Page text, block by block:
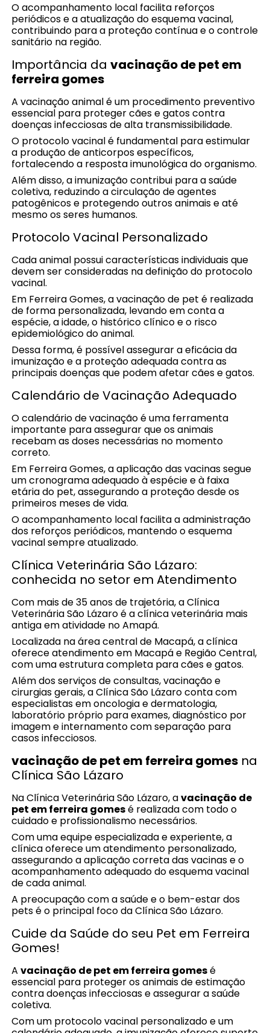
O acompanhamento local facilita reforços
periódicos e a atualização do esquema vacinal,
contribuindo para a proteção contínua e o controle
sanitário na região.
Importância davacinação de pet em
ferreira gomes
A vacinação animal é um procedimento preventivo
essencial para proteger cães e gatos contra
doenças infecciosas de alta transmissibilidade.
O protocolo vacinal é fundamental para estimular
a produção de anticorpos específicos,
fortalecendo a resposta imunológica do organismo.
Além disso, a imunização contribui para a saúde
coletiva, reduzindo a circulação de agentes
patogênicos e protegendo outros animais e até
mesmo os seres humanos.
Protocolo Vacinal Personalizado
Cada animal possui características individuais que
devem ser consideradas na definição do protocolo
vacinal.
Em Ferreira Gomes, a vacinação de pet é realizada
de forma personalizada, levando em conta a
espécie, a idade, o histórico clínico e o risco
epidemiológico do animal.
Dessa forma, é possível assegurar a eficácia da
imunização e a proteção adequada contra as
principais doenças que podem afetar cães e gatos.
Calendário de Vacinação Adequado
O calendário de vacinação é uma ferramenta
importante para assegurar que os animais
recebam as doses necessárias no momento
correto.
Em Ferreira Gomes, a aplicação das vacinas segue
um cronograma adequado à espécie e à faixa
etária do pet, assegurando a proteção desde os
primeiros meses de vida.
O acompanhamento local facilita a administração
dos reforços periódicos, mantendo o esquema
vacinal sempre atualizado.
Clínica Veterinária São Lázaro:
conhecida no setor em Atendimento
Com mais de 35 anos de trajetória, a Clínica
Veterinária São Lázaro é a clínica veterinária mais
antiga em atividade no Amapá.
Localizada na área central de Macapá, a clínica
oferece atendimento em Macapá e Região Central,
com uma estrutura completa para cães e gatos.
Além dos serviços de consultas, vacinação e
cirurgias gerais, a Clínica São Lázaro conta com
especialistas em oncologia e dermatologia,
laboratório próprio para exames, diagnóstico por
imagem e internamento com separação para
casos infecciosos.
vacinação de pet em ferreira gomes na
Clínica São Lázaro
Na Clínica Veterinária São Lázaro, avacinação de
pet em ferreira gomesé realizada com todo o
cuidado e profissionalismo necessários.
Com uma equipe especializada e experiente, a
clínica oferece um atendimento personalizado,
assegurando a aplicação correta das vacinas e o
acompanhamento adequado do esquema vacinal
de cada animal.
A preocupação com a saúde e o bem-estar dos
pets é o principal foco da Clínica São Lázaro.
Cuide da Saúde do seu Pet em Ferreira
Gomes!
Avacinação de pet em ferreira gomesé
essencial para proteger os animais de estimação
contra doenças infecciosas e assegurar a saúde
coletiva.
Com um protocolo vacinal personalizado e um